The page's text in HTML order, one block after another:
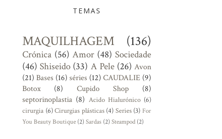
TEMAS
MAQUILHAGEM (136)
Crónica (56) Amor (48) Sociedade
(46) Shiseido (33) A Pele (26) Avon
(21) Bases (16) séries (12) CAUDALIE (9)
Botox
(8) Cupido Shop
(8)
septorinoplastia (8) Acido Hialurónico (6)
cirurgia (6)Cirurgias plásticas (4) Series (3) For
You Beauty Boutique (2)Sardas (2)Steampod (2)